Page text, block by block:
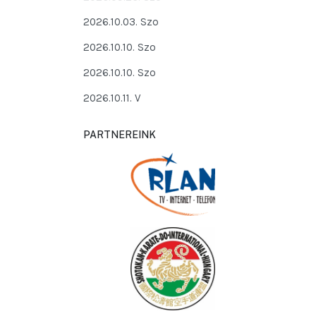
2026.10.03. Szo
2026.10.10. Szo
2026.10.10. Szo
2026.10.11. V
PARTNEREINK